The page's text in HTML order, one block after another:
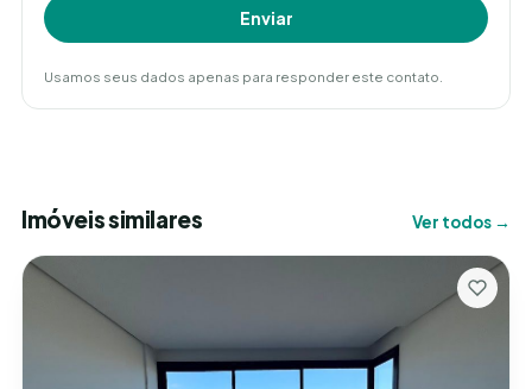
Enviar
Usamos seus dados apenas para responder este contato.
Imóveis similares Ver todos →